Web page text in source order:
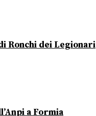
Ronchi dei Legionari
a Formia